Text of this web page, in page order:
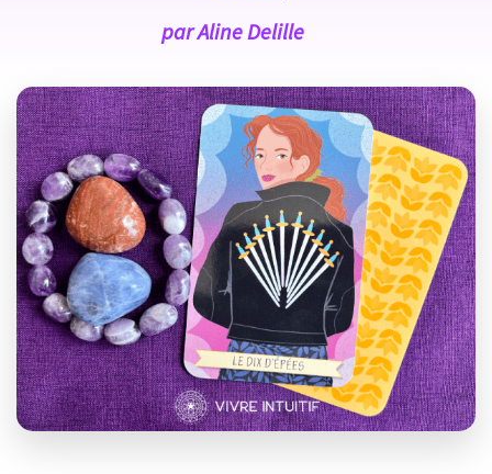
parAline Delille